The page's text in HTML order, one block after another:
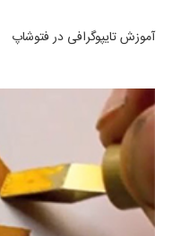
آموزش تایپوگرافی در فتوشاپ